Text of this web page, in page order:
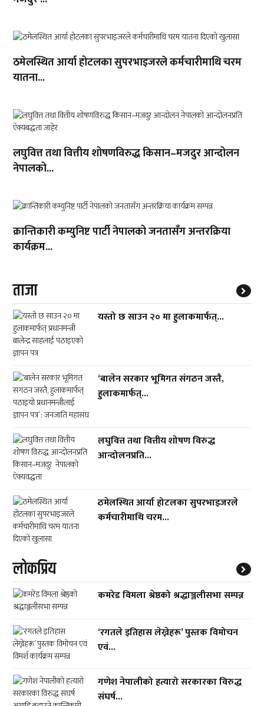
ठमेलस्थित आर्या होटलका सुपरभाइजरले कर्मचारीमाथि चरम
यातना...
लघुवित्त तथा वित्तीय शोषणविरुद्ध किसान–मजदुर आन्दोलन
नेपालको...
क्रान्तिकारी कम्युनिष्ट पार्टी नेपालको जनतासँग अन्तरक्रिया
कार्यक्रम...
ताजा
यस्तो छ साउन २० मा हुलाकमार्फत्...
‘बालेन सरकार भूमिगत संगठन जस्तै,
हुलाकमार्फत्...
लघुवित्त तथा वित्तीय शोषण विरुद्ध
आन्दोलनप्रति...
ठमेलस्थित आर्या होटलका सुपरभाइजरले
कर्मचारीमाथि चरम...
लाेकप्रिय
कमरेड विमला श्रेष्ठको श्रद्धाञ्जलीसभा सम्पन्न
‘रगतले इतिहास लेख्नेहरू’ पुस्तक विमोचन
एवं...
गणेश नेपालीको हत्यारो सरकारका विरुद्ध
संघर्ष...